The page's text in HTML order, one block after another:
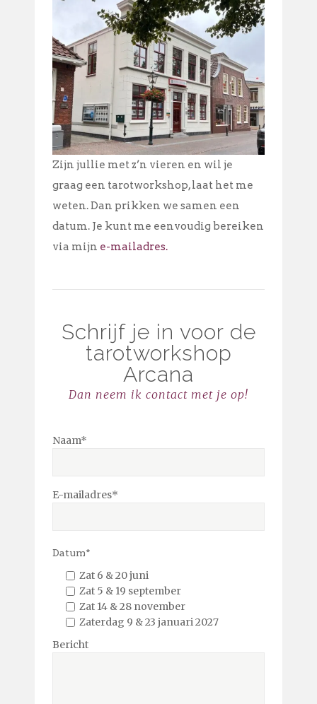
Zijn jullie met z’n vieren en wil je
graag een tarotworkshop, laat het me
weten. Dan prikken we samen een
datum. Je kunt me eenvoudig bereiken
via mijn e-mailadres.
Schrijf je in voor de
tarotworkshop
Arcana
Dan neem ik contact met je op!
Naam*
E-mailadres*
Datum*
Zat 6 & 20 juni
Zat 5 & 19 september
Zat 14 & 28 november
Zaterdag 9 & 23 januari 2027
Bericht